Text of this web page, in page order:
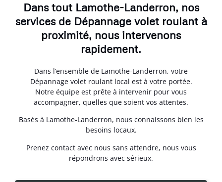
Dans tout Lamothe-Landerron, nos
services de Dépannage volet roulant à
proximité, nous intervenons
rapidement.
Dans l’ensemble de Lamothe-Landerron, votre
Dépannage volet roulant local est à votre portée.
Notre équipe est prête à intervenir pour vous
accompagner, quelles que soient vos attentes.
Basés à Lamothe-Landerron, nous connaissons bien les
besoins locaux.
Prenez contact avec nous sans attendre, nous vous
répondrons avec sérieux.